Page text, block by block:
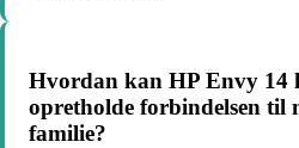
Hvordan kan HP Envy 14
opretholde forbindelsen til
familie?